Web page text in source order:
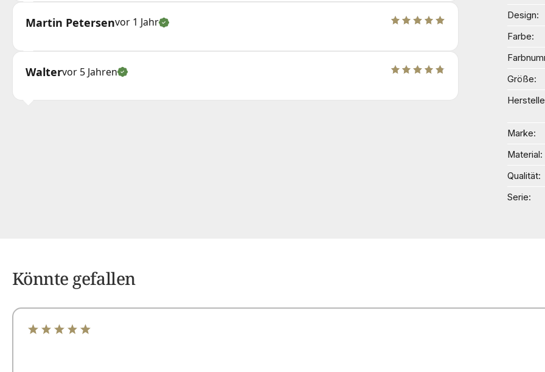
Martin Petersenvor 1 Jahr
Waltervor 5 Jahren
Design
Farbe
Größe
Marke
Material
Qualität
Serie
Könnte gefallen